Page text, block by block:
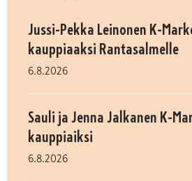
Jussi-Pekka Leinonen K-
kauppiaaksi Rantasalmelle
6.8.2026
Sauli ja Jenna Jalkanen K-
kauppiaiksi
6.8.2026